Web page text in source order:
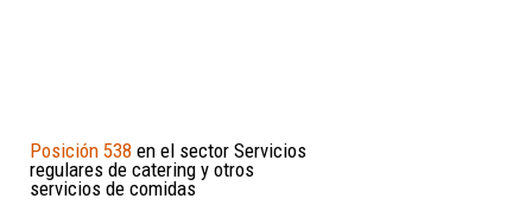
Posición 538 en el sector Servicios
regulares de catering y otros
servicios de comidas